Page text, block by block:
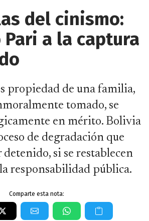
del cinismo:
Pari a la captura
propiedad de una familia,
tomado, se
en mérito. Bolivia
de degradación que
detenido, si se restablecen
responsabilidad pública.
Comparte esta nota: